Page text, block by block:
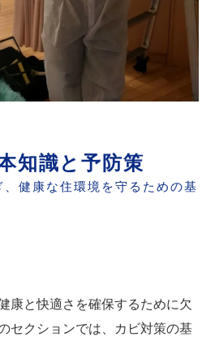
知識と予防策
、健康な住環境を守るための基
康と快適さを確保するために欠
セクションでは、カビ対策の基